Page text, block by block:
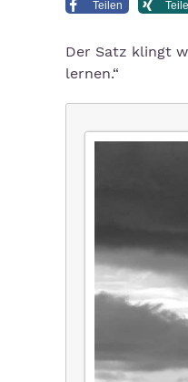
Teilen
Der Satz klingt
lernen.“